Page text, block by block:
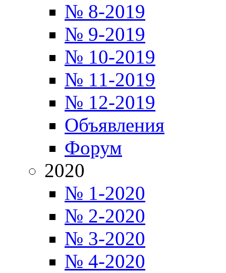
№ 8-2019
№ 9-2019
№ 10-2019
№ 11-2019
№ 12-2019
Объявления
Форум
2020
№ 1-2020
№ 2-2020
№ 3-2020
№ 4-2020